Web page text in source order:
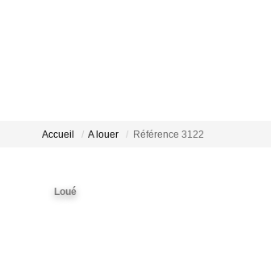
Accueil A louer Référence 3122
Loué